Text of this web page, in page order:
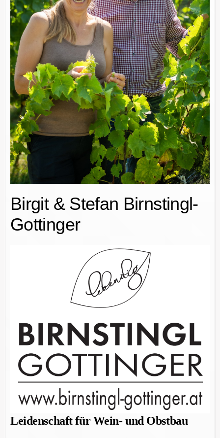
Birgit & Stefan Birnstingl-
Gottinger
Leidenschaft für Wein- und Obstbau